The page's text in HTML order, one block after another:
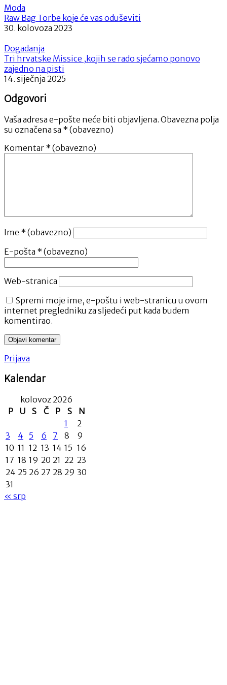
Moda
Raw Bag Torbe koje će vas oduševiti
30. kolovoza 2023
Događanja
Tri hrvatske Missice ,kojih se rado sjećamo ponovo
zajedno na pisti
14. siječnja 2025
Odgovori
Vaša adresa e-pošte neće biti objavljena. Obavezna polja
su označena sa * (obavezno)
Komentar * (obavezno)
Ime * (obavezno)
E-pošta * (obavezno)
Web-stranica
Spremi moje ime, e-poštu i web-stranicu u ovom
internet pregledniku za sljedeći put kada budem
komentirao.
Prijava
Kalendar
kolovoz 2026
P
U S Č P S
N
1
2
3
4 5 6 7 8
9
10 11 12 13 14 15 16
17 18 19 20 21 22 23
24 25 26 27 28 29 30
31
« srp